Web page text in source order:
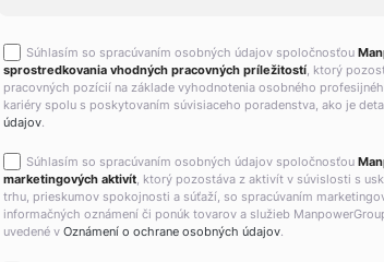
Súhlasím so spracúvaním osobných údajov spoločnosťou
sprostredkovania vhodných pracovných príležitostí, ktorý
pracovných pozícií na základe vyhodnotenia osobného
kariéry spolu s poskytovaním súvisiaceho poradenstva, ako je
údajov.
Súhlasím so spracúvaním osobných údajov spoločnosťou
marketingových aktivít, ktorý pozostáva z aktivít v súvislosti s
trhu, prieskumov spokojnosti a súťaží, so spracúvaním
informačných oznámení či ponúk tovarov a služieb
uvedené v Oznámení o ochrane osobných údajov.